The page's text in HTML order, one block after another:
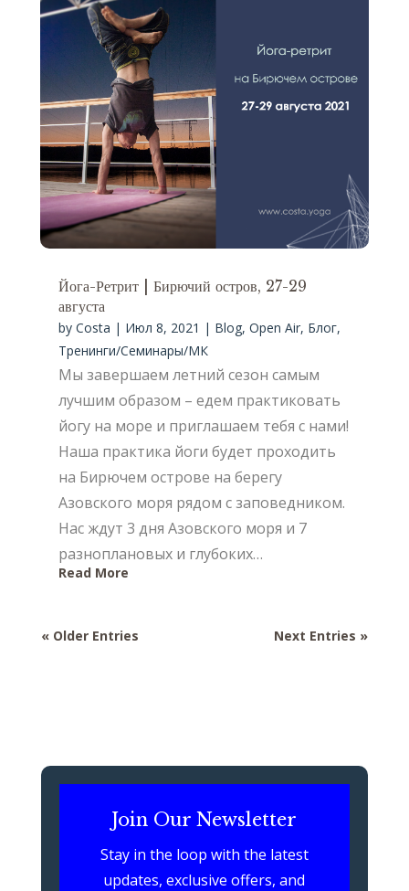
Йога-Ретрит | Бирючий остров, 27-29
августа
by Costa | Июл 8, 2021 | Blog, Open Air, Блог,
Тренинги/Семинары/МК
Мы завершаем летний сезон самым
лучшим образом – едем практиковать
йогу на море и приглашаем тебя с нами!
Наша практика йоги будет проходить
на Бирючем острове на берегу
Азовского моря рядом с заповедником.
Нас ждут 3 дня Азовского моря и 7
разноплановых и глубоких…
Read More
« Older Entries Next Entries »
Join Our Newsletter
Stay in the loop with the latest
updates, exclusive offers, and